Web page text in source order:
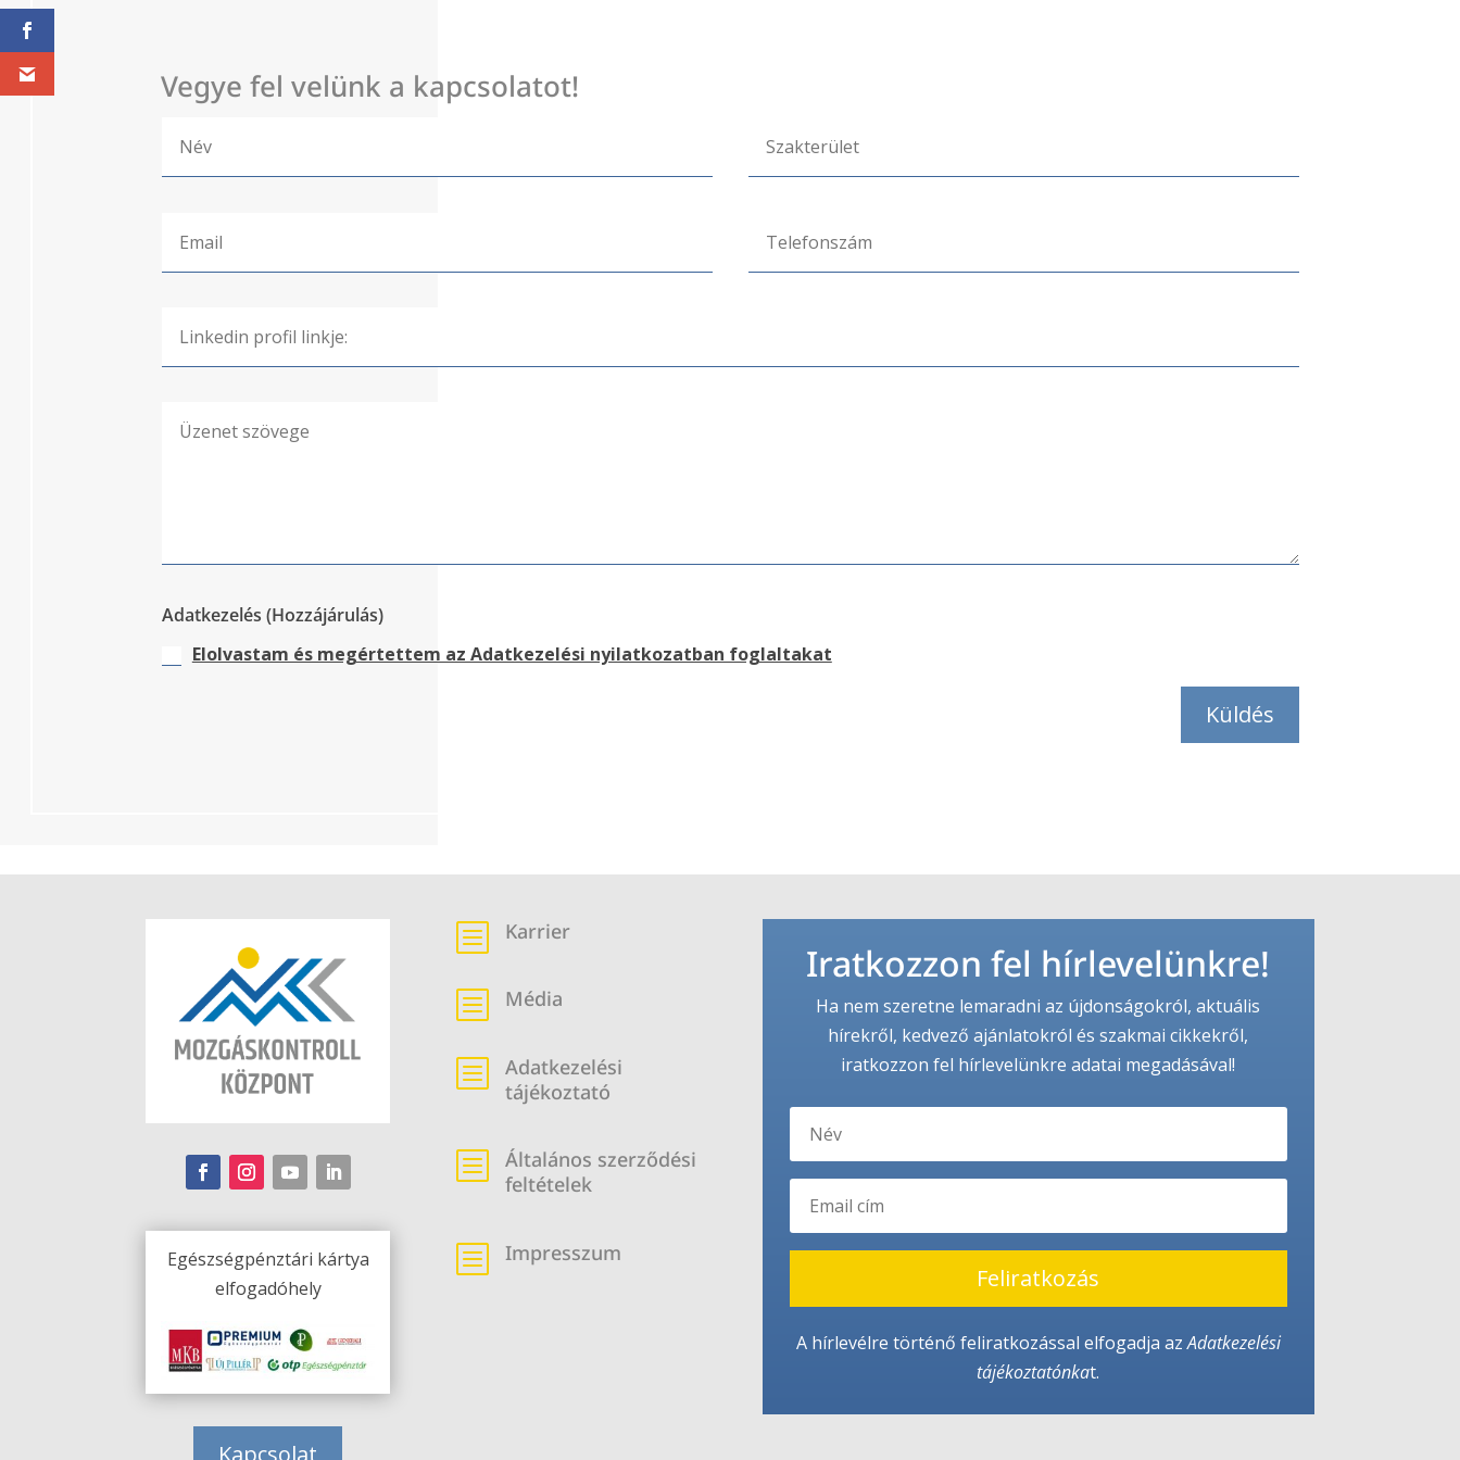
Vegye fel velünk a kapcsolatot!
Adatkezelés (Hozzájárulás)
Elolvastam és megértettem az Adatkezelési nyilatkozatban foglaltakat
Küldés
Egészségpénztári kártya
elfogadóhely
Kapcsolat
b Karrier
b Média
b
Adatkezelési
tájékoztató
b
Általános szerződési
feltételek
b Impresszum
Iratkozzon fel hírlevelünkre!
Ha nem szeretne lemaradni az újdonságokról, aktuális
hírekről, kedvező ajánlatokról és szakmai cikkekről,
iratkozzon fel hírlevelünkre adatai megadásával!
Feliratkozás
A hírlevélre történő feliratkozással elfogadja azAdatkezelési
tájékoztatónkat.